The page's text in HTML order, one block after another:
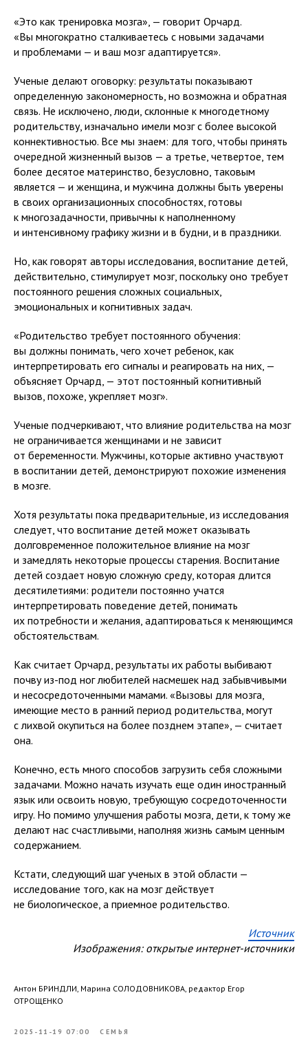
«Это как тренировка мозга», — говорит Орчард.
«Вы многократно сталкиваетесь с новыми задачами
и проблемами — и ваш мозг адаптируется».
Ученые делают оговорку: результаты показывают
определенную закономерность, но возможна и обратная
связь. Не исключено, люди, склонные к многодетному
родительству, изначально имели мозг с более высокой
коннективностью. Все мы знаем: для того, чтобы принять
очередной жизненный вызов — а третье, четвертое, тем
более десятое материнство, безусловно, таковым
является — и женщина, и мужчина должны быть уверены
в своих организационных способностях, готовы
к многозадачности, привычны к наполненному
и интенсивному графику жизни и в будни, и в праздники.
Но, как говорят авторы исследования, воспитание детей,
действительно, стимулирует мозг, поскольку оно требует
постоянного решения сложных социальных,
эмоциональных и когнитивных задач.
«Родительство требует постоянного обучения:
вы должны понимать, чего хочет ребенок, как
интерпретировать его сигналы и реагировать на них, —
объясняет Орчард, — этот постоянный когнитивный
вызов, похоже, укрепляет мозг».
Ученые подчеркивают, что влияние родительства на мозг
не ограничивается женщинами и не зависит
от беременности. Мужчины, которые активно участвуют
в воспитании детей, демонстрируют похожие изменения
в мозге.
Хотя результаты пока предварительные, из исследования
следует, что воспитание детей может оказывать
долговременное положительное влияние на мозг
и замедлять некоторые процессы старения. Воспитание
детей создает новую сложную среду, которая длится
десятилетиями: родители постоянно учатся
интерпретировать поведение детей, понимать
их потребности и желания, адаптироваться к меняющимся
обстоятельствам.
Как считает Орчард, результаты их работы выбивают
почву из-под ног любителей насмешек над забывчивыми
и несосредоточенными мамами. «Вызовы для мозга,
имеющие место в ранний период родительства, могут
с лихвой окупиться на более позднем этапе», — считает
она.
Конечно, есть много способов загрузить себя сложными
задачами. Можно начать изучать еще один иностранный
язык или освоить новую, требующую сосредоточенности
игру. Но помимо улучшения работы мозга, дети, к тому же
делают нас счастливыми, наполняя жизнь самым ценным
содержанием.
Кстати, следующий шаг ученых в этой области —
исследование того, как на мозг действует
не биологическое, а приемное родительство.
Источник
Изображения: открытые интернет-источники
Антон БРИНДЛИ, Марина СОЛОДОВНИКОВА, редактор Егор
ОТРОЩЕНКО
2025-11-19 07:00 СЕМЬЯ